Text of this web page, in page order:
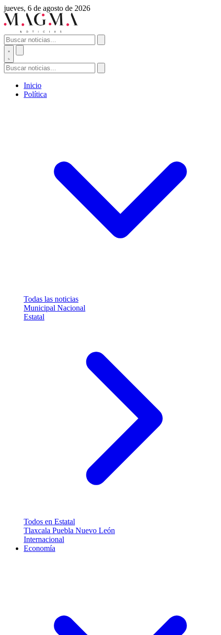
jueves, 6 de agosto de 2026
Inicio
Política
Todas las noticias
Municipal Nacional
Estatal
Todos en Estatal
Tlaxcala Puebla Nuevo León
Internacional
Economía